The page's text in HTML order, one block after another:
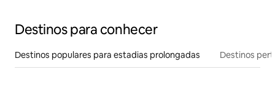
Destinos para conhecer
Destinos populares para estadias prolongadas Destinos